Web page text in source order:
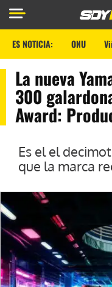
ES NOTICIA: ONU
La nueva
300
Award:
Es el el
que la marca